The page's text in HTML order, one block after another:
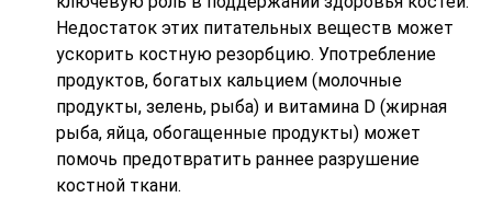
Недостаток этих питательных веществ может
ускорить костную резорбцию. Употребление
продуктов, богатых кальцием (молочные
продукты, зелень, рыба) и витамина D (жирная
рыба, яйца, обогащенные продукты) может
помочь предотвратить раннее разрушение
костной ткани.